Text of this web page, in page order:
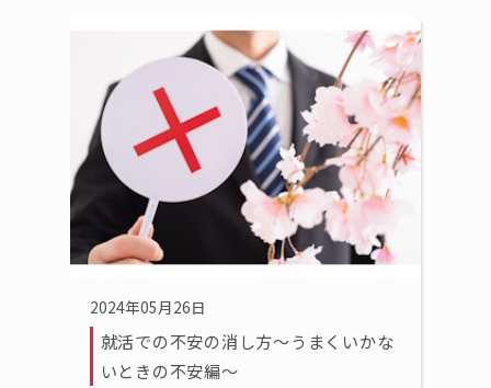
2024年05月26日
就活での不安の消し方〜うまくいかな
いときの不安編〜